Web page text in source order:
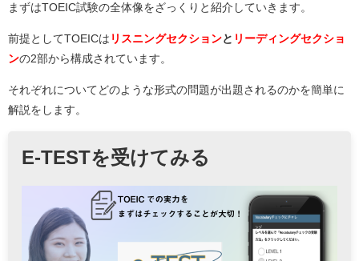
まずはTOEIC試験の全体像をざっくりと紹介していきます。
前提としてTOEICは リスニングセクションと リーディングセクショ
ンの2部から構成されています。
それぞれについてどのような形式の問題が出題されるのかを簡単に
解説をします。
E-TESTを受けてみる